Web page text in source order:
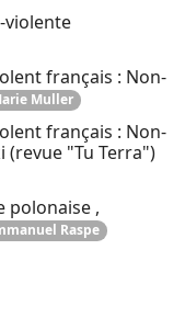
violente
français : Non-
Muller
français : Non-
(revue "Tu Terra")
polonaise ,
Raspe